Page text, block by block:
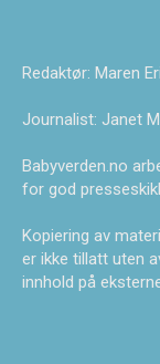
Redaktør: Maren
Journalist: Janet
Babyverden.no
for god
Kopiering av
er ikke tillatt uten
innhold på